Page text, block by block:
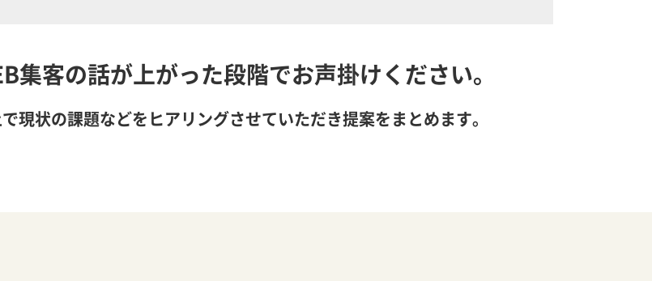
集客の話が上がった段階でお声掛けください。
現状の課題などをヒアリングさせていただき提案をまとめます。